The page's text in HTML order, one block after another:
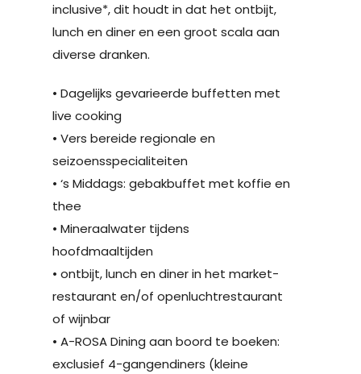
inclusive*, dit houdt in dat het ontbijt,
lunch en diner en een groot scala aan
diverse dranken.
• Dagelijks gevarieerde buffetten met
live cooking
• Vers bereide regionale en
seizoensspecialiteiten
• ‘s Middags: gebakbuffet met koffie en
thee
• Mineraalwater tijdens
hoofdmaaltijden
• ontbijt, lunch en diner in het market-
restaurant en/of openluchtrestaurant
of wijnbar
• A-ROSA Dining aan boord te boeken:
exclusief 4-gangendiners (kleine